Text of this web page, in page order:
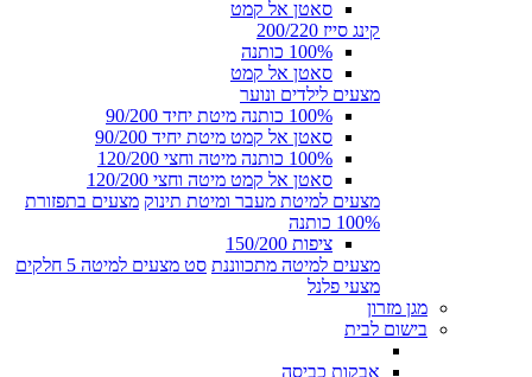
סאטן אל קמט
קינג סייז 200/220
100% כותנה
סאטן אל קמט
מצעים לילדים ונוער
100% כותנה מיטת יחיד 90/200
סאטן אל קמט מיטת יחיד 90/200
100% כותנה מיטה וחצי 120/200
סאטן אל קמט מיטה וחצי 120/200
מצעים למיטת מעבר ומיטת תינוק מצעים בתפזורת
100% כותנה
ציפות 150/200
מצעים למיטה מתכווננת סט מצעים למיטה 5 חלקים
מצעי פלנל
מגן מזרון
בישום לבית
אבקות כביסה